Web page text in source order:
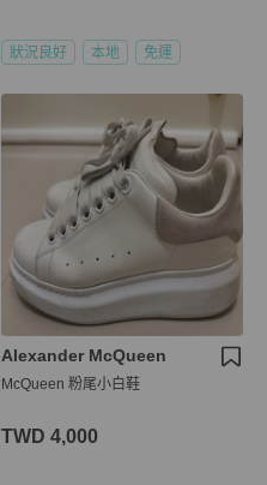
狀況良好 本地 免運
Alexander McQueen
McQueen 粉尾小白鞋
TWD 4,000